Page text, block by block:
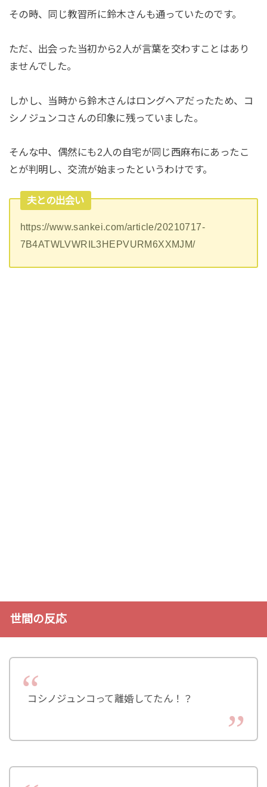
その時、同じ教習所に鈴木さんも通っていたのです。
ただ、出会った当初から2人が言葉を交わすことはあり
ませんでした。
しかし、当時から鈴木さんはロングヘアだったため、コ
シノジュンコさんの印象に残っていました。
そんな中、偶然にも2人の自宅が同じ西麻布にあったこ
とが判明し、交流が始まったというわけです。
夫との出会い
https://www.sankei.com/article/20210717-
7B4ATWLVWRIL3HEPVURM6XXMJM/
世間の反応
コシノジュンコって離婚してたん！？